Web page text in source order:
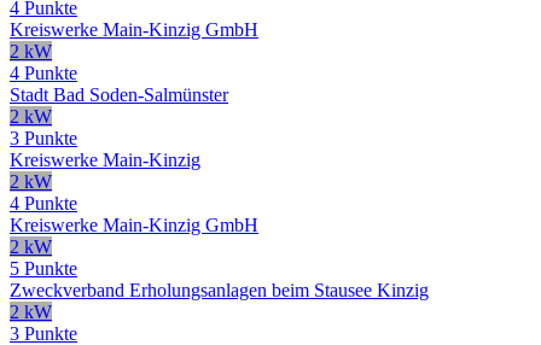
4 Punkte
Kreiswerke Main-Kinzig GmbH
2 kW
4 Punkte
Stadt Bad Soden-Salmünster
2 kW
3 Punkte
Kreiswerke Main-Kinzig
2 kW
4 Punkte
Kreiswerke Main-Kinzig GmbH
2 kW
5 Punkte
Zweckverband Erholungsanlagen beim Stausee Kinzig
2 kW
3 Punkte